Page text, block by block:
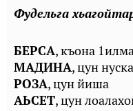
Фудельга
БЕРСА, къона
МАДИНА, цун
РОЗА, цун йиша
АЬСЕТ, цун